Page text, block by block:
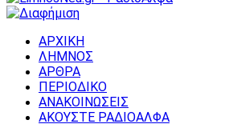
ΑΡΧΙΚΗ
ΛΗΜΝΟΣ
ΑΡΘΡΑ
ΠΕΡΙΟΔΙΚΟ
ΑΝΑΚΟΙΝΩΣΕΙΣ
ΑΚΟΥΣΤΕ ΡΑΔΙΟΑΛΦΑ